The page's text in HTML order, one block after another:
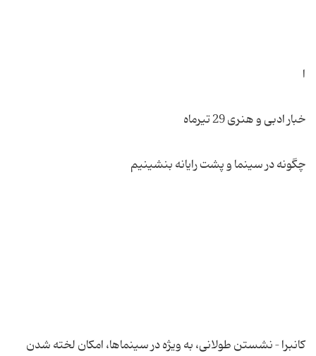
كانبرا – نشستن طولانی، به ویژه در سینماها، امكان لخته شدن